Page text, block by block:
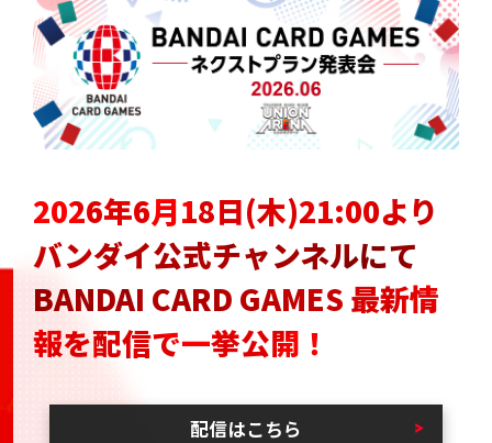
2026年6月18日(木)21:00より
バンダイ公式チャンネルにて
BANDAI CARD GAMES 最新情
報を配信で一挙公開！
配信はこちら